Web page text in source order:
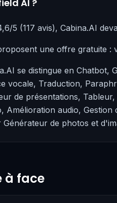
AI ?
5 (117 avis), Cabina.AI
une offre gratuite
se distingue en
vocale, Traduction,
de présentations,
Amélioration audio,
de photos et
à face